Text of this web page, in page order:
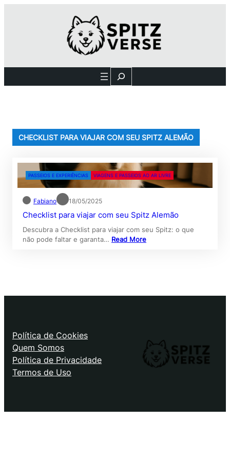
Search
CHECKLIST PARA VIAJAR COM SEU SPITZ ALEMÃO
PASSEIOS E EXPERIÊNCIAS VIAGENS E PASSEIOS AO AR LIVRE
Fabiano 18/05/2025
Checklist para viajar com seu Spitz Alemão
Descubra a Checklist para viajar com seu Spitz: o que
não pode faltar e garanta… Read More
Política de Cookies
Quem Somos
Política de Privacidade
Termos de Uso